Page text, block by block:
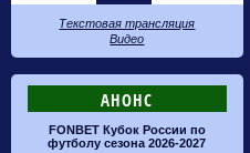
Текстовая трансляция
Видео
АНОНС
FONBET Кубок России по
футболу сезона 2026-2027